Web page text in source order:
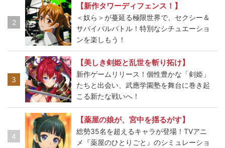
2
【新作タワーディフェンス！】
＜奴ら＞が蔓延る極限世界で、セクシー＆
サバイバルバトル！特別なシチュエーショ
ンを楽しもう！
3
【美しき剣姫と乱世を斬り拓け】
新作ゲームリリース！個性豊かな「剣姫」
たちと出会い、武應学園塾を舞台に巻き起
こる新たな戦いへ！
4
【薬屋の娘が、宮中を揺るがす】
総勢35名を超えるキャラが登場！TVアニ
メ『薬屋のひとりごと』のシミュレーショ